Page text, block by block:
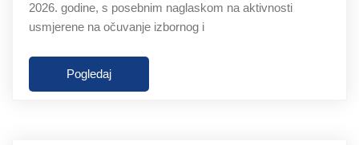
2026. godine, s posebnim naglaskom na aktivnosti
usmjerene na očuvanje izbornog i
Pogledaj